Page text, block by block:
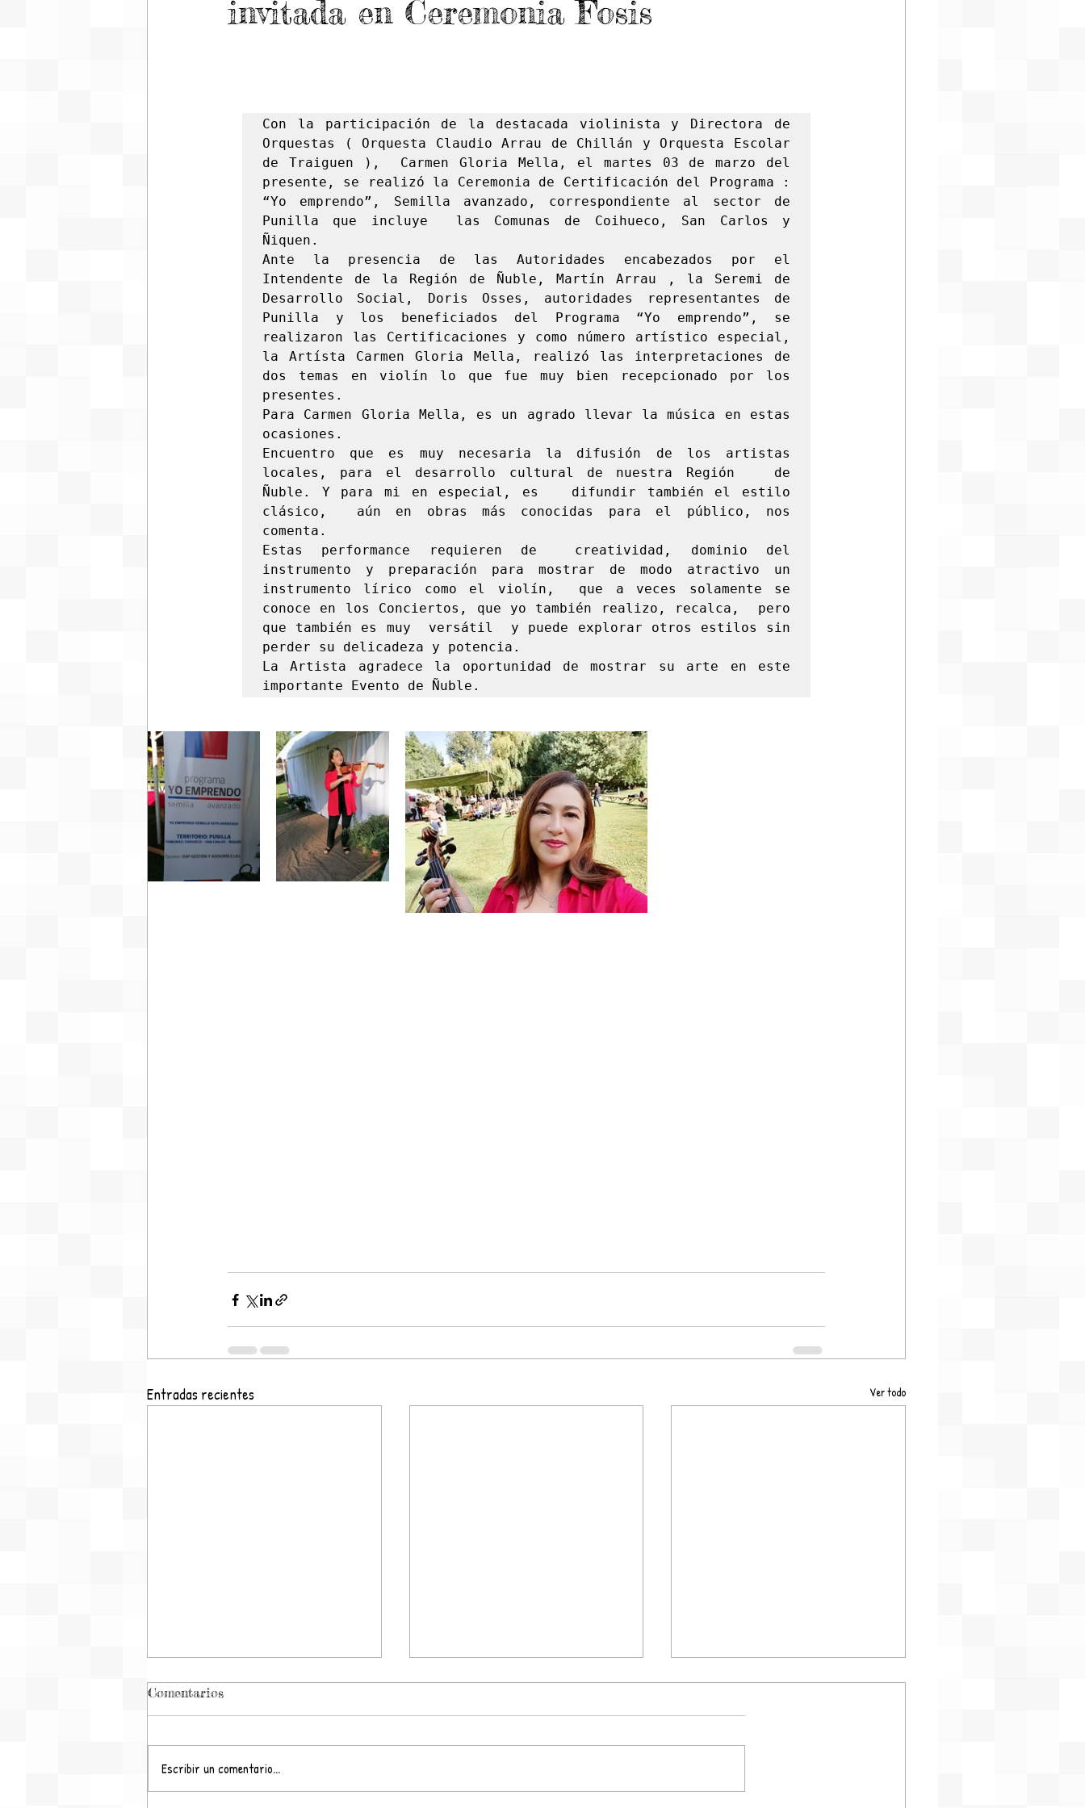
invitada en Ceremonia Fosis
Con la participación de la destacada violinista y Directora de
Orquestas ( Orquesta Claudio Arrau de Chillán y Orquesta Escolar
de Traiguen ),  Carmen Gloria Mella, el martes 03 de marzo del
presente, se realizó la Ceremonia de Certificación del Programa :
“Yo emprendo”, Semilla avanzado, correspondiente al sector de
Punilla que incluye  las Comunas de Coihueco, San Carlos y
Ñiquen.
Ante la presencia de las Autoridades encabezados por el
Intendente de la Región de Ñuble, Martín Arrau , la Seremi de
Desarrollo Social, Doris Osses, autoridades representantes de
Punilla y los beneficiados del Programa “Yo emprendo”, se
realizaron las Certificaciones y como número artístico especial,
la Artísta Carmen Gloria Mella, realizó las interpretaciones de
dos temas en violín lo que fue muy bien recepcionado por los
presentes.
Para Carmen Gloria Mella, es un agrado llevar la música en estas
ocasiones.
Encuentro que es muy necesaria la difusión de los artistas
locales, para el desarrollo cultural de nuestra Región   de
Ñuble. Y para mi en especial, es   difundir también el estilo
clásico,  aún en obras más conocidas para el público, nos
comenta.
Estas performance requieren de  creatividad, dominio del
instrumento y preparación para mostrar de modo atractivo un
instrumento lírico como el violín,  que a veces solamente se
conoce en los Conciertos, que yo también realizo, recalca,  pero
que también es muy  versátil  y puede explorar otros estilos sin
perder su delicadeza y potencia.
La Artista agradece la oportunidad de mostrar su arte en este
importante Evento de Ñuble.
Entradas recientes Ver todo
Comentarios
Escribir un comentario...